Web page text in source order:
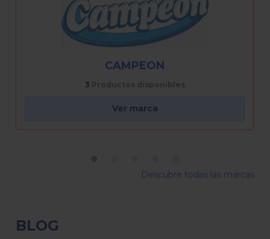
CHAMP
2
Ver marca
Descubre todas las marcas
BLOG